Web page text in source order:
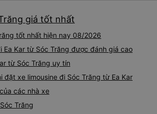
giá tốt nhất
tốt nhất hiện nay 08/2026
Ea Kar từ Sóc Trăng được đánh giá cao
từ Sóc Trăng uy tín
xe limousine đi Sóc Trăng từ Ea Kar
các nhà xe
Trăng